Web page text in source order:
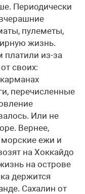
Периодически
пулеметы,
жизнь.
из-за
своих:
перечисленные
Или не
Вернее,
ежи и
на Хоккайдо
на острове
держится
Сахалин от